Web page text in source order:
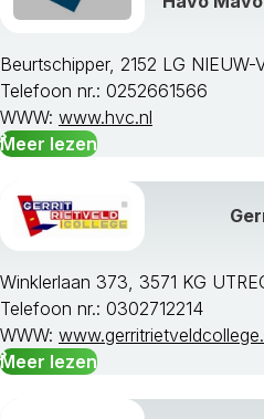
Beurtschipper, 2152 LG NIEUW-
Telefoon nr.: 0252661566
WWW: www.hvc.nl
Meer lezen
Winklerlaan 373, 3571 KG
Telefoon nr.: 0302712214
WWW:
Meer lezen